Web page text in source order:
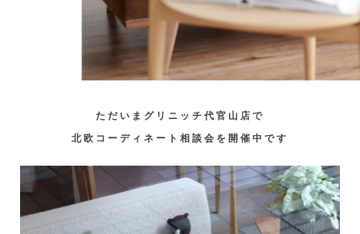
ただいまグリニッチ代官山店で
北欧コーディネート相談会を開催中です